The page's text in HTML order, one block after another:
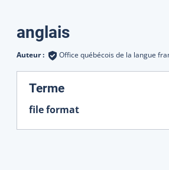
Traductions
anglais
Auteur : Office québécois de la langue
Terme:
file format